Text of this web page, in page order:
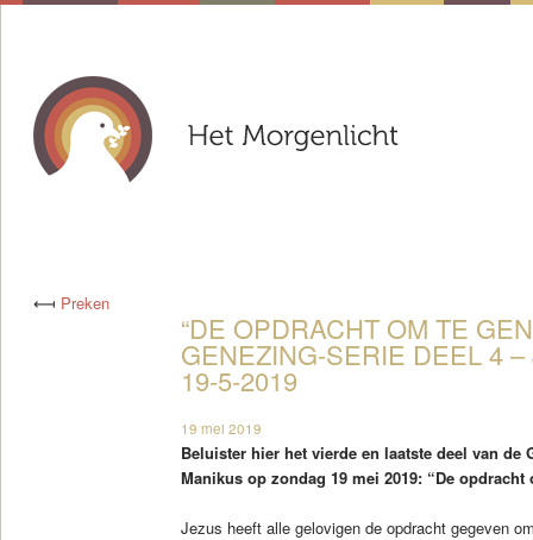
⟻ Preken
“DE OPDRACHT OM TE
GENEZING-SERIE DEEL 4
19-5-2019
19 mei 2019
Beluister hier het vierde en laatste deel van de
Manikus op zondag 19 mei 2019: “De opdracht
Jezus heeft alle gelovigen de opdracht gegeven